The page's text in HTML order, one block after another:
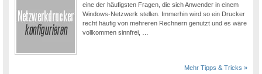
eine der häufigsten Fragen, die sich Anwender in einem
Windows-Netzwerk stellen. Immerhin wird so ein Drucker
recht häufig von mehreren Rechnern genutzt und es wäre
vollkommen sinnfrei, …
Mehr Tipps & Tricks »